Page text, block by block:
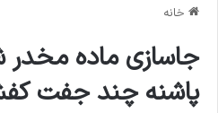
خانه
جاسازی ماده
پاشنه چند جفت